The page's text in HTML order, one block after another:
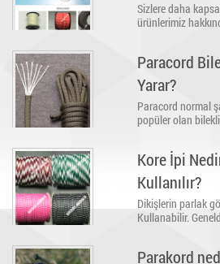
Sizlere daha
ürünlerimiz
Paracord
Yarar?
Paracord normal
popüler olan
hayatta kalma
kemerden tutunda
şekilde görülebilir…
Kore İpi
Kullanılır?
Dikişlerin parlak
Kullanabilir.
Parakord